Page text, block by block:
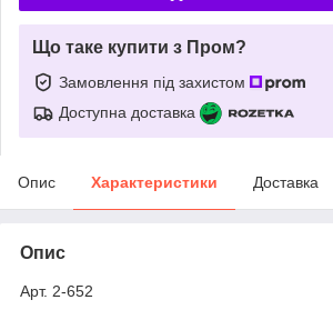
Що таке купити з Пром?
Замовлення під захистом
Доступна доставка
Опис Характеристики Доставка
Опис
Арт. 2-652